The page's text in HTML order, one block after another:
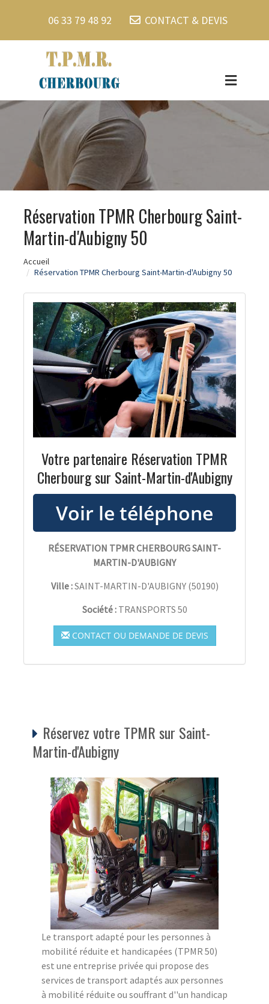
06 33 79 48 92 CONTACT & DEVIS
Réservation TPMR Cherbourg Saint-
Martin-d'Aubigny 50
Accueil
Réservation TPMR Cherbourg Saint-Martin-d'Aubigny 50
Votre partenaire Réservation TPMR
Cherbourg sur Saint-Martin-d'Aubigny
RÉSERVATION TPMR CHERBOURG SAINT-
MARTIN-D'AUBIGNY
Ville :SAINT-MARTIN-D'AUBIGNY(50190)
Société : TRANSPORTS 50
CONTACT OU DEMANDE DE DEVIS
Réservez votre TPMR sur Saint-
Martin-d'Aubigny
Le transport adapté pour les personnes à
mobilité réduite et handicapées (TPMR 50)
est une entreprise privée qui propose des
services de transport adaptés aux personnes
à mobilité réduite ou souffrant d''un handicap